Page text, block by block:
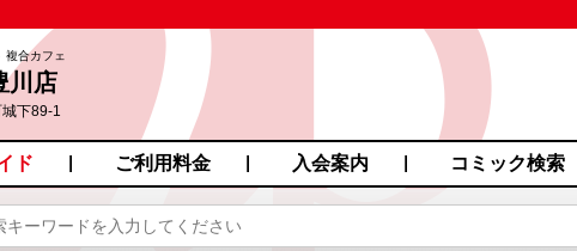
複合カフェ
川店
下89-1
ド ご利用料金 入会案内 コミック検索